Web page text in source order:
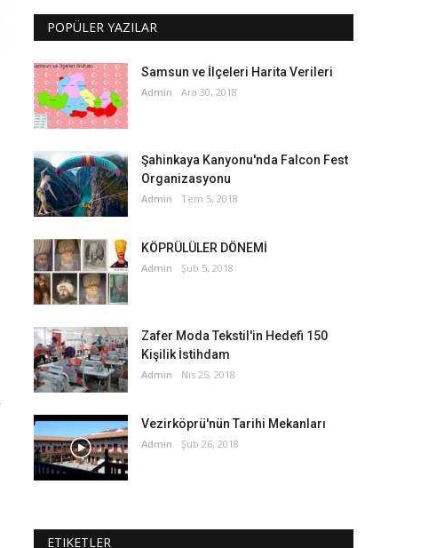
POPÜLER YAZILAR
Samsun ve İlçeleri Harita Verileri
Admin Ara 30, 2018
Şahinkaya Kanyonu'nda Falcon Fest
Organizasyonu
Admin Tem 5, 2018
KÖPRÜLÜLER DÖNEMİ
Admin Şub 5, 2018
Zafer Moda Tekstil'in Hedefi 150
Kişilik İstihdam
Admin Nis 25, 2018
Vezirköprü'nün Tarihi Mekanları
Admin Şub 26, 2018
ETIKETLER